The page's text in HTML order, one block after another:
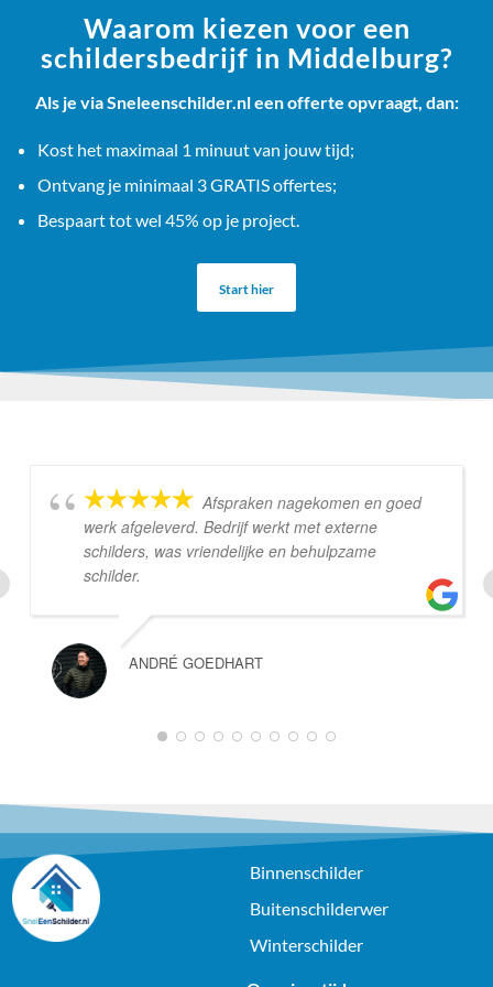
Waarom kiezen voor een
schildersbedrijf in Middelburg?
Als je via Sneleenschilder.nl een offerte opvraagt, dan:
Kost het maximaal 1 minuut van jouw tijd;
Ontvang je minimaal 3 GRATIS offertes;
Bespaart tot wel 45% op je project.
Start hier
Afspraken nagekomen en goed
werk afgeleverd. Bedrijf werkt met externe
schilders, was vriendelijke en behulpzame
schilder.
ANDRÉ GOEDHART
1 2 3 4 5 6 7 8 9 10
Binnenschilder
Buitenschilderwer
Winterschilder